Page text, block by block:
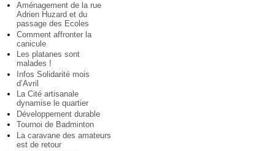
Aménagement de la rue
Adrien Huzard et du
passage des Ecoles
Comment affronter la
canicule
Les platanes sont
malades !
Infos Solidarité mois
d’Avril
La Cité artisanale
dynamise le quartier
Développement durable
Tournoi de Badminton
La caravane des amateurs
est de retour